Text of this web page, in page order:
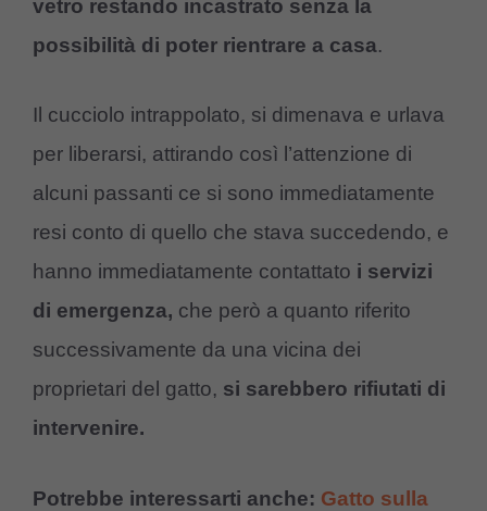
vetro restando incastrato senza la
possibilità di poter rientrare a casa.
Il cucciolo intrappolato, si dimenava e urlava
per liberarsi, attirando così l’attenzione di
alcuni passanti ce si sono immediatamente
resi conto di quello che stava succedendo, e
hanno immediatamente contattato i servizi
di emergenza, che però a quanto riferito
successivamente da una vicina dei
proprietari del gatto, si sarebbero rifiutati di
intervenire.
Potrebbe interessarti anche: Gatto sulla